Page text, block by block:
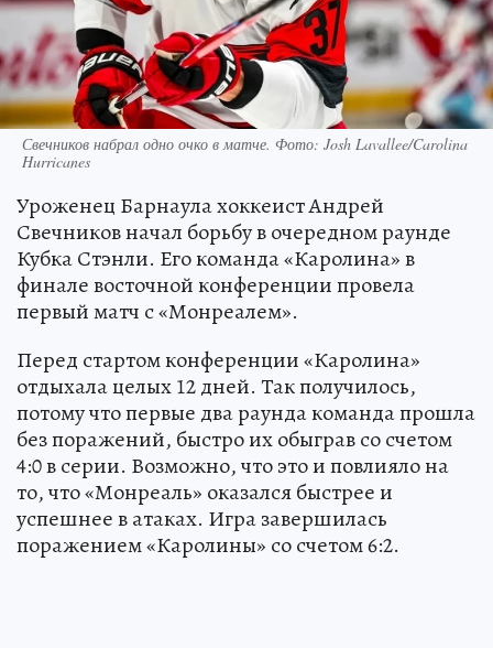
Свечников набрал одно очко в матче. Фото: Josh Lavallee/Carolina
Hurricanes
Уроженец Барнаула хоккеист Андрей
Свечников начал борьбу в очередном раунде
Кубка Стэнли. Его команда «Каролина» в
финале восточной конференции провела
первый матч с «Монреалем».
Перед стартом конференции «Каролина»
отдыхала целых 12 дней. Так получилось,
потому что первые два раунда команда прошла
без поражений, быстро их обыграв со счетом
4:0 в серии. Возможно, что это и повлияло на
то, что «Монреаль» оказался быстрее и
успешнее в атаках. Игра завершилась
поражением «Каролины» со счетом 6:2.